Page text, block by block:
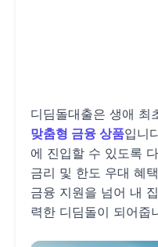
디딤돌대출은 생애 최
맞춤형 금융 상품입니
에 진입할 수 있도록
금리 및 한도 우대 혜
금융 지원을 넘어 내
력한 디딤돌이 되어줍